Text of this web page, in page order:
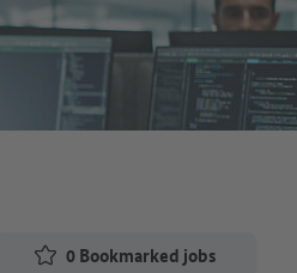
0Bookmarked jobs